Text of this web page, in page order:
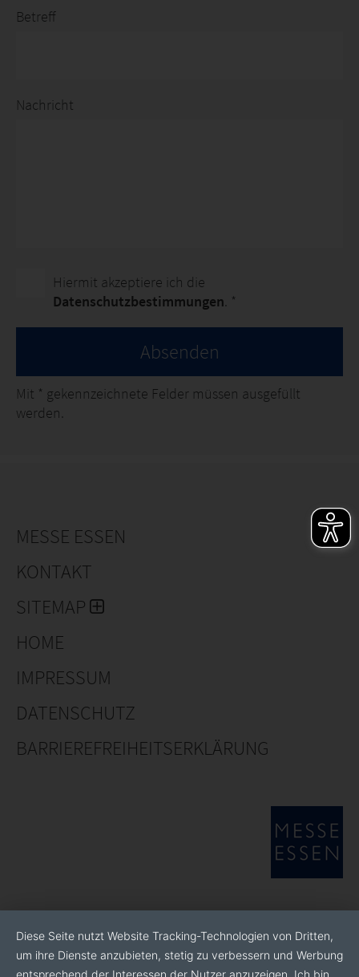
Betreff
Nachricht
Hiermit akzeptiere ich die
Datenschutzbestimmungen . *
Absenden
Mit * gekennzeichnete Felder müssen ausgefüllt
werden.
MESSE ESSEN
KONTAKT
SITEMAP
HOME
IMPRESSUM
DATENSCHUTZ
BARRIEREFREIHEITSERKLÄRUNG
Diese Seite nutzt Website Tracking-Technologien von Dritten,
um ihre Dienste anzubieten, stetig zu verbessern und Werbung
entsprechend der Interessen der Nutzer anzuzeigen. Ich bin